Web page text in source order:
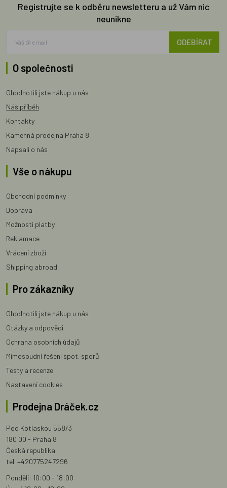
Registrujte se k odběru newsletteru a už Vám nic
neunikne
ODEBÍRAT
O společnosti
Ohodnotili jste nákup u nás
Náš příběh
Kontakty
Kamenná prodejna Praha 8
Napsali o nás
Vše o nákupu
Obchodní podmínky
Doprava
Možnosti platby
Reklamace
Vrácení zboží
Shipping abroad
Pro zákazníky
Ohodnotili jste nákup u nás
Otázky a odpovědi
Ochrana osobních údajů
Mimosoudní řešení spot. sporů
Testy a recenze
Nastavení cookies
Prodejna Dráček.cz
Pod Kotlaskou 558/3
180 00 - Praha 8
Česká republika
tel. +420775247296
Pondělí: 10:00 - 18:00